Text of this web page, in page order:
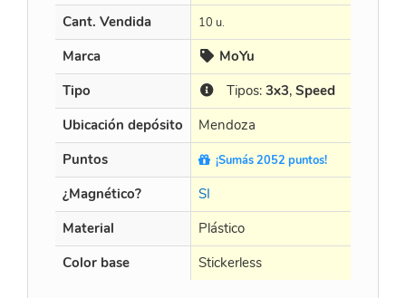
Cant. Vendida 10 u.
Marca
MoYu
Tipo
Tipos: 3x3, Speed
Ubicación depósito
Mendoza
Puntos
¡Sumás 2052 puntos!
¿Magnético?
SI
Material
Plástico
Color base
Stickerless